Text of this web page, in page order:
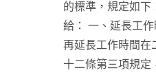
的標準，規定如下
給： 一、延長工
再延長工作時間在
十二條第三項規定